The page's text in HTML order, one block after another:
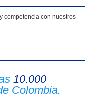
competencia con nuestros
10.000
Colombia.